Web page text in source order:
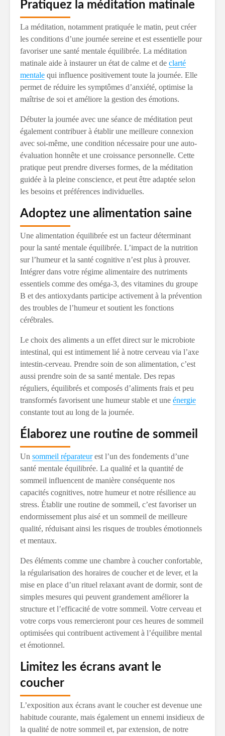
Pratiquez la méditation matinale
La méditation, notamment pratiquée le matin, peut créer
les conditions d’une journée sereine et est essentielle pour
favoriser une santé mentale équilibrée. La méditation
matinale aide à instaurer un état de calme et de clarté
mentale qui influence positivement toute la journée. Elle
permet de réduire les symptômes d’anxiété, optimise la
maîtrise de soi et améliore la gestion des émotions.
Débuter la journée avec une séance de méditation peut
également contribuer à établir une meilleure connexion
avec soi-même, une condition nécessaire pour une auto-
évaluation honnête et une croissance personnelle. Cette
pratique peut prendre diverses formes, de la méditation
guidée à la pleine conscience, et peut être adaptée selon
les besoins et préférences individuelles.
Adoptez une alimentation saine
Une alimentation équilibrée est un facteur déterminant
pour la santé mentale équilibrée. L’impact de la nutrition
sur l’humeur et la santé cognitive n’est plus à prouver.
Intégrer dans votre régime alimentaire des nutriments
essentiels comme des oméga-3, des vitamines du groupe
B et des antioxydants participe activement à la prévention
des troubles de l’humeur et soutient les fonctions
cérébrales.
Le choix des aliments a un effet direct sur le microbiote
intestinal, qui est intimement lié à notre cerveau via l’axe
intestin-cerveau. Prendre soin de son alimentation, c’est
aussi prendre soin de sa santé mentale. Des repas
réguliers, équilibrés et composés d’aliments frais et peu
transformés favorisent une humeur stable et une énergie
constante tout au long de la journée.
Élaborez une routine de sommeil
Un sommeil réparateurest l’un des fondements d’une
santé mentale équilibrée. La qualité et la quantité de
sommeil influencent de manière conséquente nos
capacités cognitives, notre humeur et notre résilience au
stress. Établir une routine de sommeil, c’est favoriser un
endormissement plus aisé et un sommeil de meilleure
qualité, réduisant ainsi les risques de troubles émotionnels
et mentaux.
Des éléments comme une chambre à coucher confortable,
la régularisation des horaires de coucher et de lever, et la
mise en place d’un rituel relaxant avant de dormir, sont de
simples mesures qui peuvent grandement améliorer la
structure et l’efficacité de votre sommeil. Votre cerveau et
votre corps vous remercieront pour ces heures de sommeil
optimisées qui contribuent activement à l’équilibre mental
et émotionnel.
Limitez les écrans avant le
coucher
L’exposition aux écrans avant le coucher est devenue une
habitude courante, mais également un ennemi insidieux de
la qualité de notre sommeil et, par extension, de notre